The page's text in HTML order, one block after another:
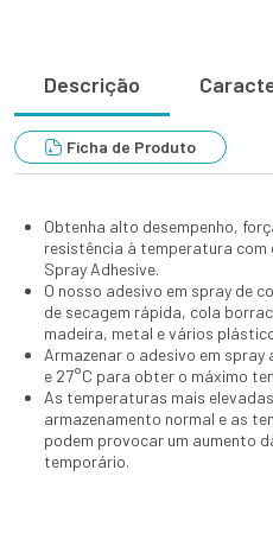
Descrição
Ficha de Produto
Obtenha alto desempenho,
resistência à temperatura com
Spray Adhesive.
O nosso adesivo em spray de
de secagem rápida, cola
madeira, metal e vários
Armazenar o adesivo em
e 27°C para obter o máximo
As temperaturas mais
armazenamento normal e as
podem provocar um aumento
temporário.